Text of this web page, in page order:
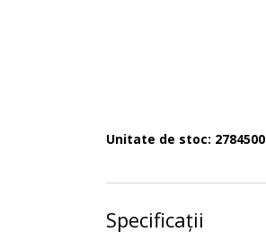
Unitate de stoc: 2784500
Specificații